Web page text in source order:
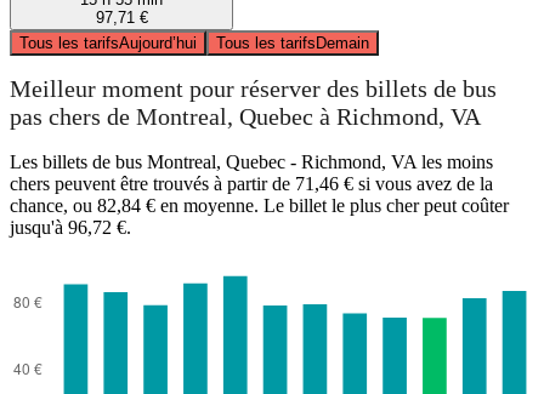
97,71 €
Tous les tarifsAujourd’hui Tous les tarifsDemain
Meilleur moment pour réserver des billets de bus
pas chers de Montreal, Quebec à Richmond, VA
Les billets de bus Montreal, Quebec - Richmond, VA les moins
chers peuvent être trouvés à partir de 71,46 € si vous avez de la
chance, ou 82,84 € en moyenne. Le billet le plus cher peut coûter
jusqu'à 96,72 €.